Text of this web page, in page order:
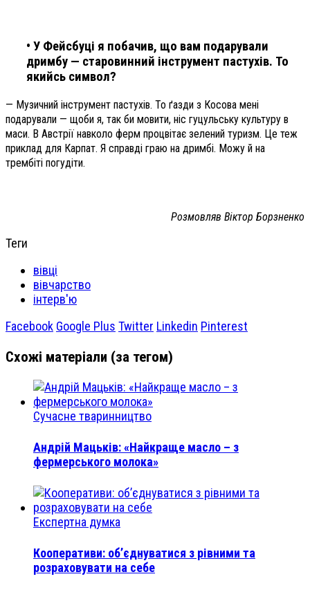
• У Фейсбуці я побачив, що вам подарували
дримбу — старовинний інструмент пастухів. То
якийсь символ?
— Музичний інструмент пастухів. То ґазди з Косова мені
подарували — щоби я, так би мовити, ніс гуцульську культуру в
маси. В Австрії навколо ферм процвітає зелений туризм. Це теж
приклад для Карпат. Я справді граю на дримбі. Можу й на
трембіті погудіти.
Розмовляв Віктор Борзненко
Теги
вівці
вівчарство
інтерв'ю
Facebook Google Plus Twitter Linkedin Pinterest
Схожі матеріали (за тегом)
Сучасне тваринництво
Андрій Мацьків: «Найкраще масло – з
фермерського молока»
Експертна думка
Кооперативи: об’єднуватися з рівними та
розраховувати на себе